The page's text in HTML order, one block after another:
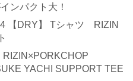
ンパクト大！
【DRY】 Tシャツ RIZIN
RIZIN×PORKCHOP
YACHI SUPPORT TEE